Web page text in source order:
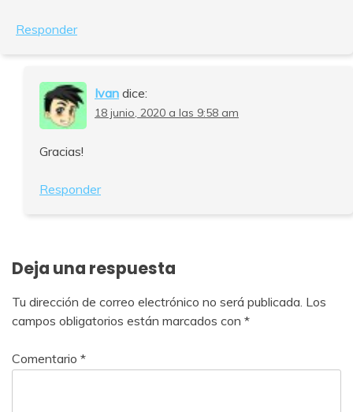
Responder
Ivan dice:
18 junio, 2020 a las 9:58 am
Gracias!
Responder
Deja una respuesta
Tu dirección de correo electrónico no será publicada. Los
campos obligatorios están marcados con *
Comentario *